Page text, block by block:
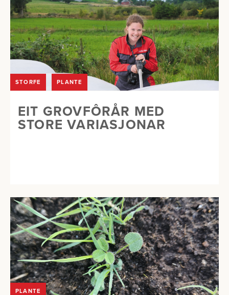
STORFE PLANTE
EIT GROVFÔRÅR MED
STORE VARIASJONAR
PLANTE